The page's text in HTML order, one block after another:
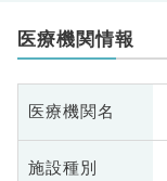
医療機関情報
医療機関名
施設種別